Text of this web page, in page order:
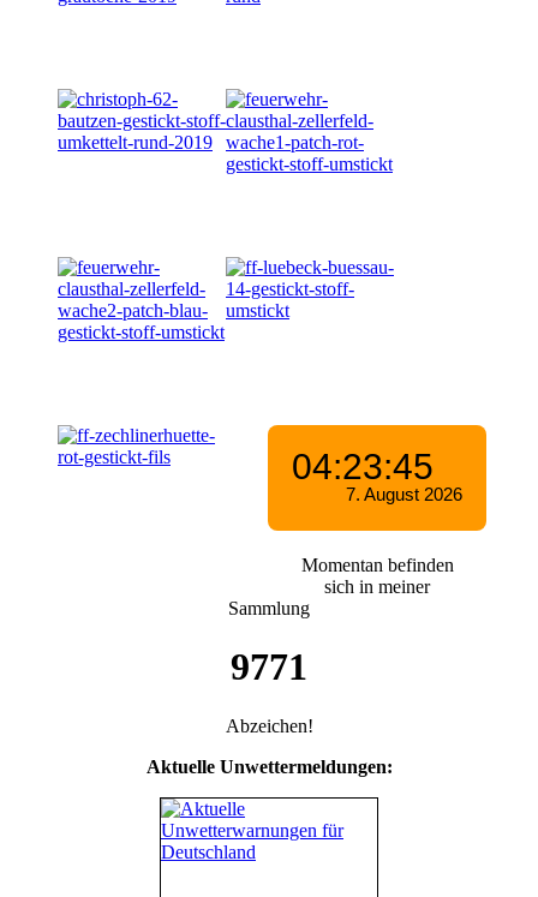
Momentan befinden
sich in meiner
Sammlung
9771
Abzeichen!
Aktuelle Unwettermeldungen: